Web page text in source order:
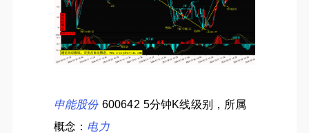
申能股份 600642 5分钟K线级别，所属
概念： 电力